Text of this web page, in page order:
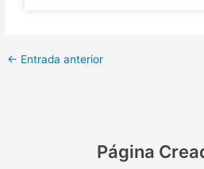
← Entrada anterior
Página